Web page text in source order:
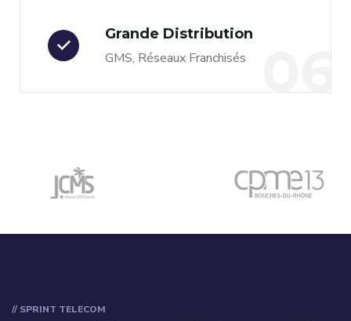
Grande Distribution
GMS, Réseaux Franchisés
// SPRINT TELECOM